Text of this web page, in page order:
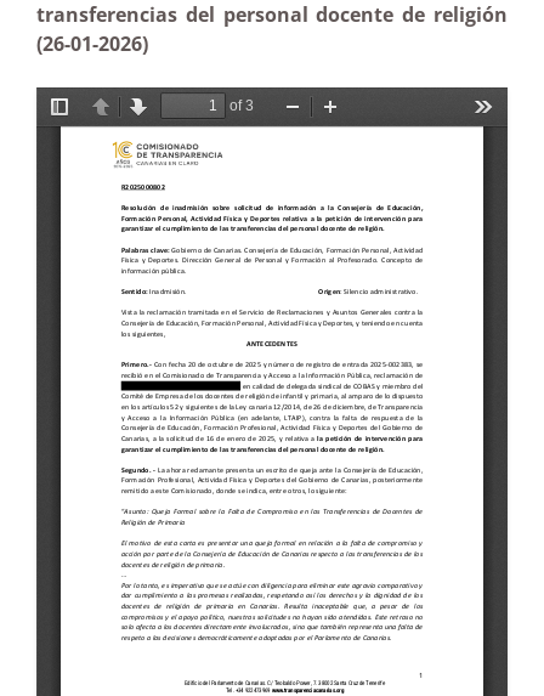
transferencias del personal docente de religión
(26-01-2026)